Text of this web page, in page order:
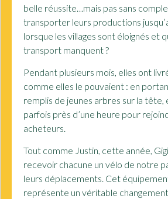
belle réussite…mais pas sans
transporter leurs productions
lorsque les villages sont éloignés et
transport manquent ?
Pendant plusieurs mois, elles ont
comme elles le pouvaient : en
remplis de jeunes arbres sur la tête,
parfois près d’une heure pour
acheteurs.
Tout comme Justin, cette année,
recevoir chacune un vélo de notre
leurs déplacements. Cet
représente un véritable